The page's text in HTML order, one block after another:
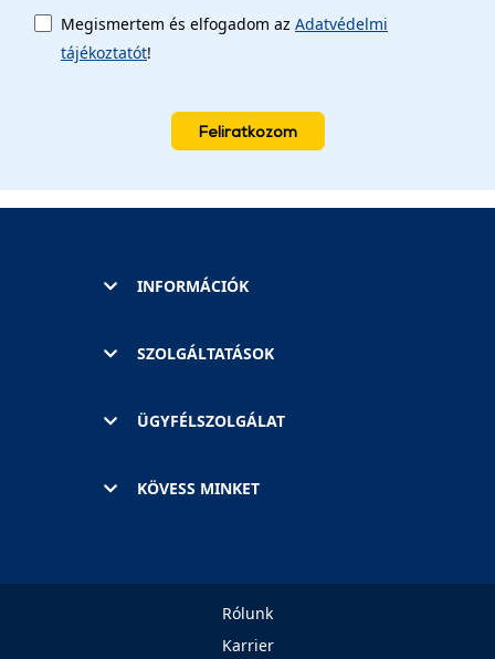
Megismertem és elfogadom az Adatvédelmi
tájékoztatót!
Feliratkozom
INFORMÁCIÓK
SZOLGÁLTATÁSOK
ÜGYFÉLSZOLGÁLAT
KÖVESS MINKET
Rólunk
Karrier